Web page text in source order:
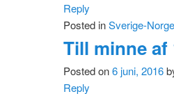
Reply
Posted inSverige-Norge
Till minne af
Posted on6 juni, 2016
Reply